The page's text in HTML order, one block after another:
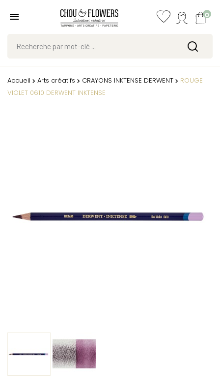
0
Accueil Arts créatifs CRAYONS INKTENSE DERWENT
ROUGE
VIOLET 0610 DERWENT INKTENSE